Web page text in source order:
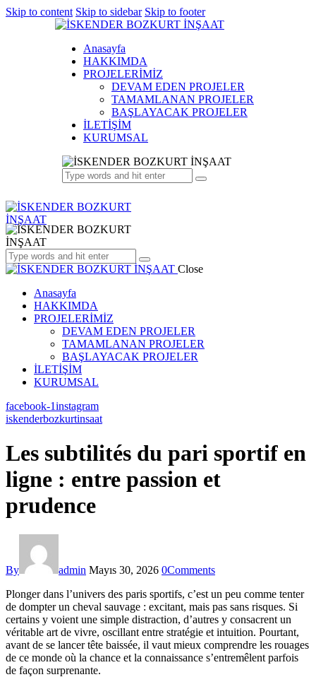
Skip to content Skip to sidebar Skip to footer
Anasayfa
HAKKIMDA
PROJELERİMİZ
DEVAM EDEN PROJELER
TAMAMLANAN PROJELER
BAŞLAYACAK PROJELER
İLETİŞİM
KURUMSAL
Close
Anasayfa
HAKKIMDA
PROJELERİMİZ
DEVAM EDEN PROJELER
TAMAMLANAN PROJELER
BAŞLAYACAK PROJELER
İLETİŞİM
KURUMSAL
facebook-1instagram
iskenderbozkurtinsaat
Les subtilités du pari sportif en
ligne : entre passion et
prudence
By admin Mayıs 30, 2026 0Comments
Plonger dans l’univers des paris sportifs, c’est un peu comme tenter
de dompter un cheval sauvage : excitant, mais pas sans risques. Si
certains y voient une simple distraction, d’autres y consacrent un
véritable art de vivre, oscillant entre stratégie et intuition. Pourtant,
avant de se lancer tête baissée, il vaut mieux comprendre les rouages
de ce monde où la chance et la connaissance s’entremêlent parfois
de façon surprenante.